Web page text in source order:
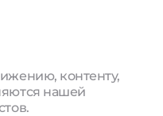
контенту,
нашей